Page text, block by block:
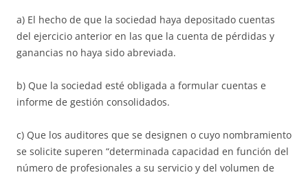
a) El hecho de que la sociedad haya depositado cuentas
del ejercicio anterior en las que la cuenta de pérdidas y
ganancias no haya sido abreviada.
b) Que la sociedad esté obligada a formular cuentas e
informe de gestión consolidados.
c) Que los auditores que se designen o cuyo nombramiento
se solicite superen “determinada capacidad en función del
número de profesionales a su servicio y del volumen de